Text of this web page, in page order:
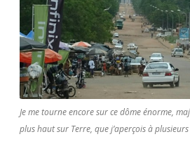
Je me tourne encore sur ce dôme énorme,
plus haut sur Terre, que j’aperçois à